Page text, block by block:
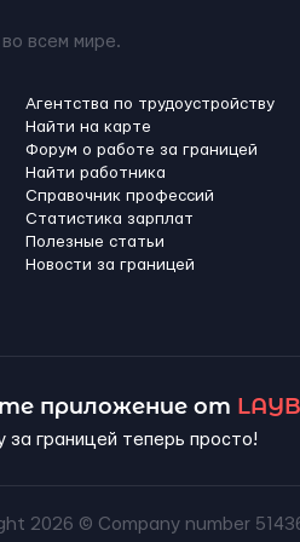
всем мире.
Агентства по трудоустройству
Найти на карте
Форум о работе за границей
Найти работника
Справочник профессий
Статистика зарплат
Полезные статьи
Новости за границей
приложение от
за границей теперь просто!
2026 © Company number